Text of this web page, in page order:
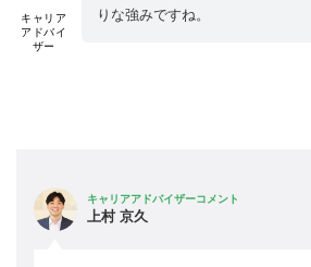
キャリア
アドバイ
ザー
りな強みですね。
キャリアアドバイザーコメント
上村 京久